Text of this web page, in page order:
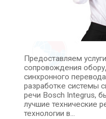
Предоставляем
сопровождения
синхронного
разработке системы
речи Bosch Integrus,
лучшие технические
технологии в...